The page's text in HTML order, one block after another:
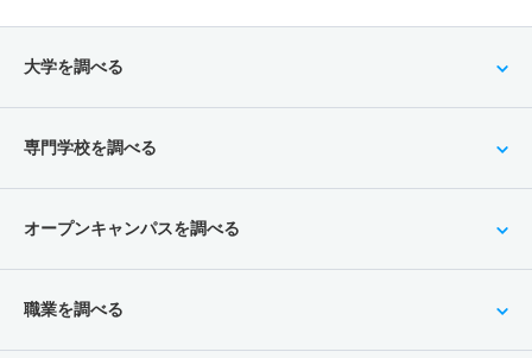
大学を調べる
専門学校を調べる
オープンキャンパスを調べる
職業を調べる